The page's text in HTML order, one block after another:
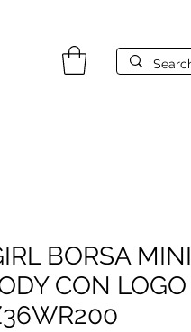
BORSA MINI
CON LOGO